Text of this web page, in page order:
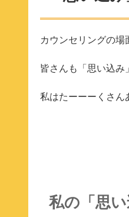
カウンセリングの場
皆さんも「思い込み
私はたーーーくさん
私の「思